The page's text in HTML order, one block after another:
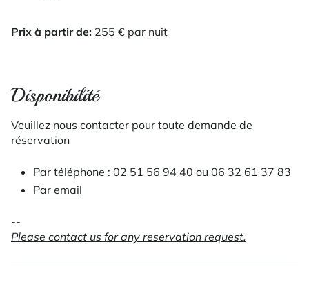
Prix à partir de: 255 € par nuit
Disponibilité
Veuillez nous contacter pour toute demande de
réservation
Par téléphone : 02 51 56 94 40 ou 06 32 61 37 83
Par email
--
Please contact us for any reservation request.